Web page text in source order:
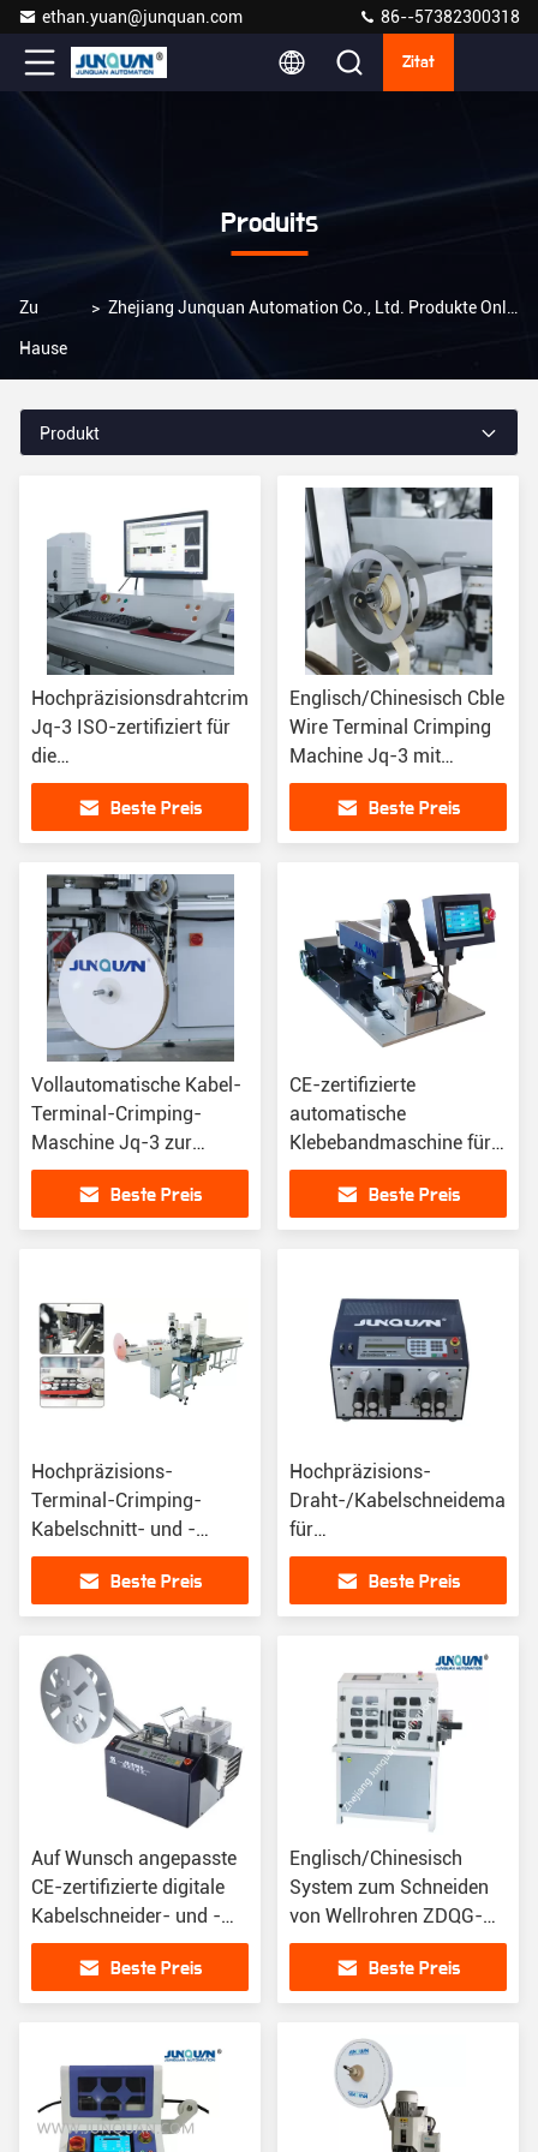
ethan.yuan@junquan.com 86--57382300318
Zitat
Produits
Zu
Hause
> Zhejiang Junquan Automation Co., Ltd. Produkte Online
Produkt
Hochpräzisionsdrahtcrimpmaschine
Jq-3 ISO-zertifiziert für
die
Präzisionsdrahtverarbeitung
Beste Preis
Englisch/Chinesisch Cble
Wire Terminal Crimping
Machine Jq-3 mit
Pneumatikantrieb
Beste Preis
Vollautomatische Kabel-
Terminal-Crimping-
Maschine Jq-3 zur
Hochtemperaturbeständigkeit
Beste Preis
CE-zertifizierte
automatische
Klebebandmaschine für
glattes und präzises
Kleben
Beste Preis
Hochpräzisions-
Terminal-Crimping-
Kabelschnitt- und -
Strippemaschine mit
individueller Anforderung
Beste Preis
Hochpräzisions-
Draht-/
für
Kundenanforderungen
Beste Preis
Auf Wunsch angepasste
CE-zertifizierte digitale
Kabelschneider- und -
abstreifmaschine
Beste Preis
Englisch/Chinesisch
System zum Schneiden
von Wellrohren ZDQG-
6600 zur Anpassung
Beste Preis